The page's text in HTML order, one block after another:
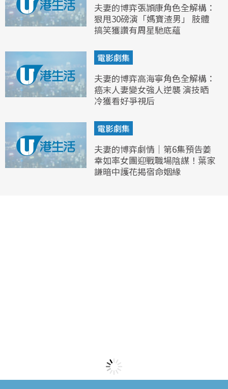
夫妻的博弈張頴康角色全解構：
狠甩30磅演「媽寶渣男」 肢體
搞笑獲讚有周星馳底蘊
電影劇集
夫妻的博弈高海寧角色全解構：
癌末人妻變女強人逆襲 演技晒
冷獲看好爭視后
電影劇集
夫妻的博弈劇情｜第6集預告姜
幸如率女團迎戰職場陰謀！葉家
謙暗中護花揭宿命姻緣